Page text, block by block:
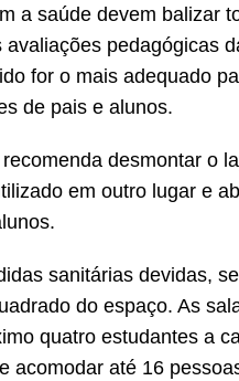
a saúde devem balizar
pedagógicas
for o mais adequado
de pais e alunos.
desmontar o
em outro lugar e
sanitárias devidas,
do espaço. As
quatro estudantes a
acomodar até 16